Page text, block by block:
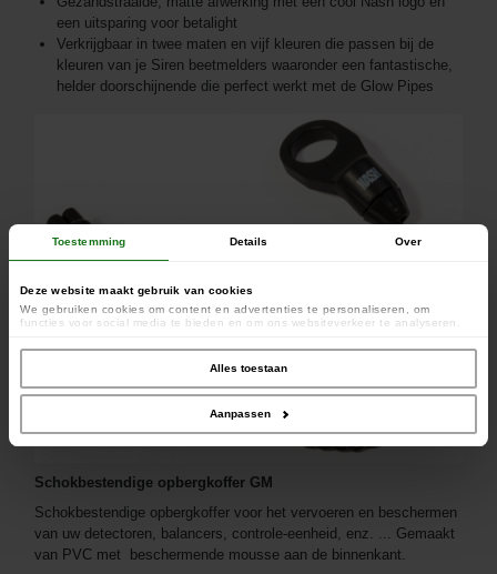
Toestemming Details Over
Deze website maakt gebruik van cookies
We gebruiken cookies om content en advertenties te personaliseren, om
functies voor social media te bieden en om ons websiteverkeer te analyseren.
social media, adverteren en analyse. Deze partners kunnen deze gegevens
combineren met andere informatie die u aan ze heeft verstrekt of die ze hebben
verzameld op basis van uw gebruik van hun services.
Alles toestaan
Aanpassen
een uitsparing voor betalight
Verkrijgbaar in twee maten en vijf kleuren die passen bij de
kleuren van je Siren beetmelders waaronder een fantastische,
helder doorschijnende die perfect werkt met de Glow Pipes
Schokbestendige opbergkoffer GM
Schokbestendige opbergkoffer voor het vervoeren en beschermen
van uw detectoren, balancers, controle-eenheid, enz. ... Gemaakt
van PVC met beschermende mousse aan de binnenkant.